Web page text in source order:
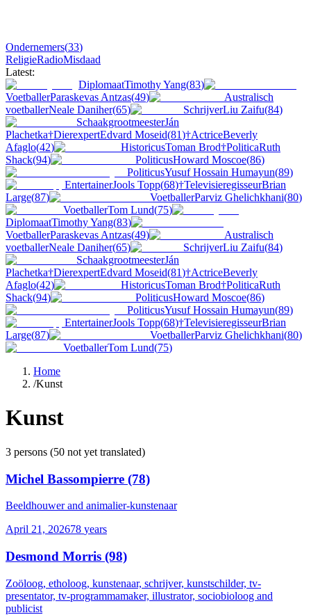
Ondernemers(33)
ReligieRadioMisdaad
Latest:
DiplomaatTimothy Yang(83)
VoetballerParaskevas Antzas(49)
Australisch
voetballerNeale Daniher(65) SchrijverLiu Zaifu(84)
SchaakgrootmeesterJán
Plachetka†DierexpertEdvard Moseid(81)†ActriceBeverly
Afaglo(42) HistoricusToman Brod†PoliticaRuth
Shack(94) PoliticusHoward Moscoe(86)
PoliticusYusuf Hossain Humayun(89)
EntertainerJools Topp(68)†TelevisieregisseurBrian
Large(87) VoetballerParviz Ghelichkhani(80)
VoetballerTom Lund(75)
DiplomaatTimothy Yang(83)
VoetballerParaskevas Antzas(49)
Australisch
voetballerNeale Daniher(65) SchrijverLiu Zaifu(84)
SchaakgrootmeesterJán
Plachetka†DierexpertEdvard Moseid(81)†ActriceBeverly
Afaglo(42) HistoricusToman Brod†PoliticaRuth
Shack(94) PoliticusHoward Moscoe(86)
PoliticusYusuf Hossain Humayun(89)
EntertainerJools Topp(68)†TelevisieregisseurBrian
Large(87) VoetballerParviz Ghelichkhani(80)
VoetballerTom Lund(75)
Home
/Kunst
Kunst
3 persons (50 not yet translated)
Michel Bassompierre (78)
Beeldhouwer and animalier-kunstenaar
April 21, 202678 years
Desmond Morris (98)
Zoöloog, etholoog, kunstenaar, schrijver, kunstschilder, tv-
presentator, tv-programmamaker, illustrator, sociobioloog and
publicist